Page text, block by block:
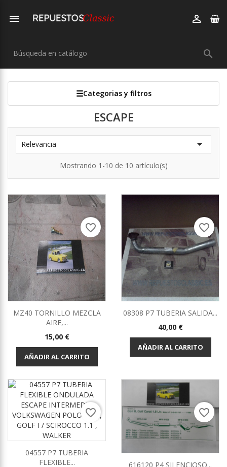
 

Categorias y filtros
ESCAPE
Relevancia 
Mostrando 1-10 de 10 artículo(s)
MZ40 TORNILLO MEZCLA
AIRE,...
Precio
15,00 €
AÑADIR AL CARRITO
favorite_border
08308 P7 TUBERIA SALIDA...
Precio
40,00 €
AÑADIR AL CARRITO
favorite_border
04557 P7 TUBERIA
FLEXIBLE...
favorite_border
616120 P4 SILENCIOSO...
favorite_border